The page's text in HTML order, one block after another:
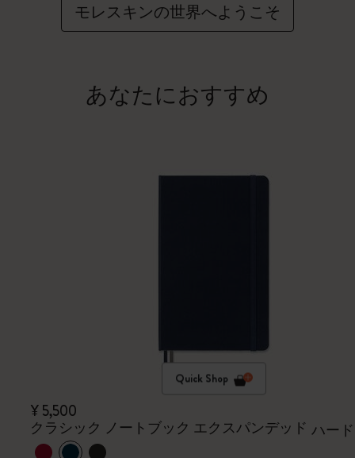
モレスキンの世界へようこそ
あなたにおすすめ
Quick Shop
¥ 5,500
クラシック ノートブック エクスパンデッド ハー